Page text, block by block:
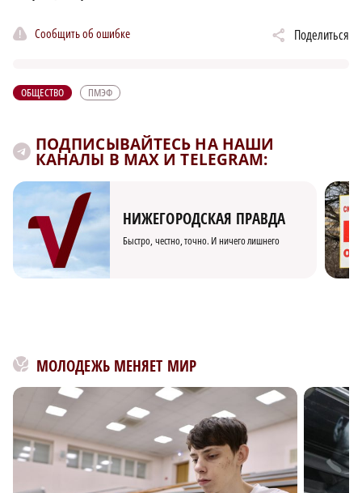
Сообщить об ошибке Поделиться
ОБЩЕСТВО ПМЭФ
ПОДПИСЫВАЙТЕСЬ НА НАШИ
КАНАЛЫ В MAX И TELEGRAM:
НИЖЕГОРОДСКАЯ ПРАВДА
Быстро, честно, точно. И ничего лишнего
МОЛОДЕЖЬ МЕНЯЕТ МИР